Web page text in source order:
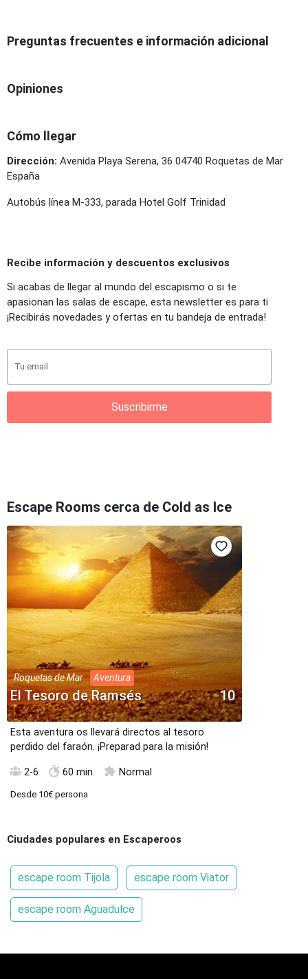
Preguntas frecuentes e información adicional
Opiniones
Cómo llegar
Dirección: Avenida Playa Serena, 36 04740 Roquetas de Mar
España
Autobús línea M-333, parada Hotel Golf Trinidad
Recibe información y descuentos exclusivos
Si acabas de llegar al mundo del escapismo o si te
apasionan las salas de escape, esta newsletter es para ti
¡Recibirás novedades y ofertas en tu bandeja de entrada!
Suscribirme
Escape Rooms cerca de Cold as Ice
Roquetas de Mar Aventura
El Tesoro de Ramsés 10
Esta aventura os llevará directos al tesoro
perdido del faraón. ¡Preparad para la misión!
2-6 60 min. Normal
Desde 10€ persona
Ciudades populares en Escaperoos
escape room Tijola escape room Viator
escape room Aguadulce